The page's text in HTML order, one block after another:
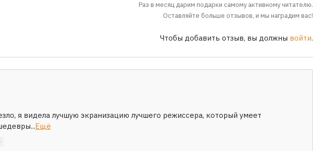
Раз в месяц дарим подарки самому активному читателю.
Оставляйте больше отзывов, и мы наградим вас!
Чтобы добавить отзыв, вы должны войти.
я видела лучшую экранизацию лучшего режиссера, который умеет
Ещё